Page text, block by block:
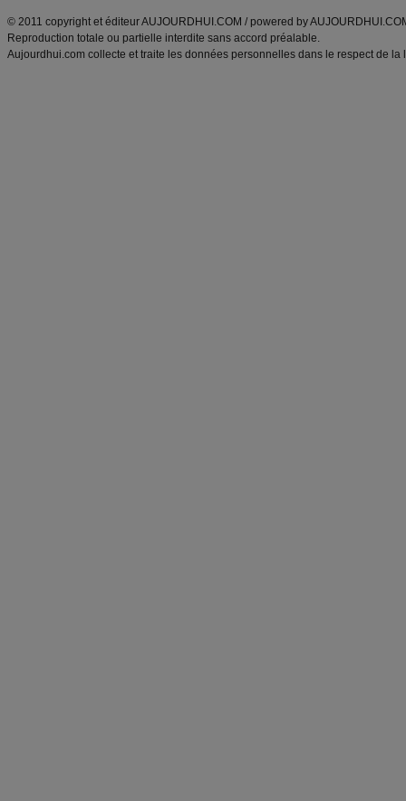
© 2011 copyright et éditeur AUJOURDHUI.COM / powered by
Reproduction totale ou partielle interdite sans accord préalable.
Aujourdhui.com collecte et traite les données personnelles dans le respect de